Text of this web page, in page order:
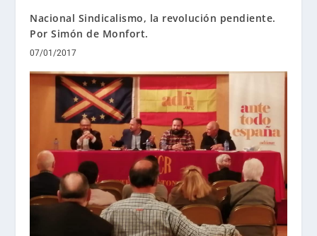
Nacional Sindicalismo, la revolución pendiente.
Por Simón de Monfort.
07/01/2017